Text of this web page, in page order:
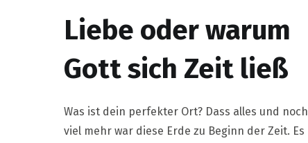
Liebe oder warum
Gott sich Zeit ließ
Was ist dein perfekter Ort? Dass alles und noch
viel mehr war diese Erde zu Beginn der Zeit. Es